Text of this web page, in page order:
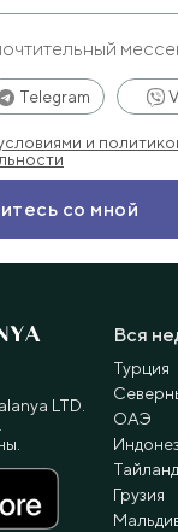
Telegram
и
Вся
Турция
ОАЭ
Тайланд
Грузия
LTD.